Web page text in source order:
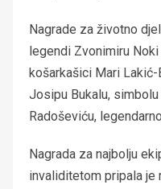
Nagrade za životno
legendi Zvonimiru
košarkašici Mari
Josipu Bukalu,
Radoševiću,
Nagrada za najbolju
invaliditetom pripala je